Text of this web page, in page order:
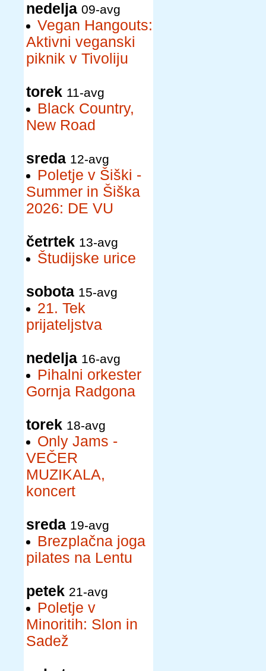
nedelja 09-avg
Vegan Hangouts:
Aktivni veganski
piknik v Tivoliju
torek 11-avg
Black Country,
New Road
sreda 12-avg
Poletje v Šiški -
Summer in Šiška
2026: DE VU
četrtek 13-avg
Študijske urice
sobota 15-avg
21. Tek
prijateljstva
nedelja 16-avg
Pihalni orkester
Gornja Radgona
torek 18-avg
Only Jams -
VEČER
MUZIKALA,
koncert
sreda 19-avg
Brezplačna joga
pilates na Lentu
petek 21-avg
Poletje v
Minoritih: Slon in
Sadež